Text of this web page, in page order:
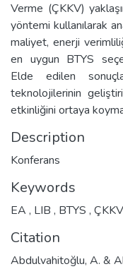
Verme (ÇKKV)
yöntemi kullanılarak
maliyet, enerji
en uygun BTYS
Elde edilen
teknolojilerinin
etkinliğini ortaya
Description
Konferans
Keywords
EA , LIB , BTYS , ÇKKV
Citation
Abdulvahitoğlu, A. &